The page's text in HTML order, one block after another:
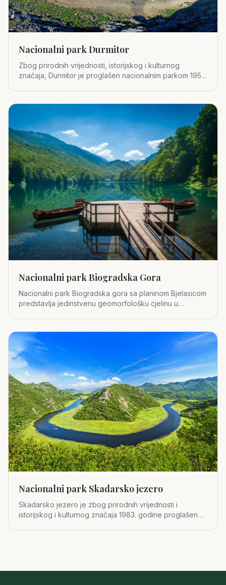
Nacionalni park Durmitor
Zbog prirodnih vrijednosti, istorijskog i kulturnog
značaja, Durmitor je proglašen nacionalnim parkom 1952.
Nacionalni park Biogradska Gora
Nacionalni park Biogradska gora sa planinom Bjelasicom
predstavlja jedinstvenu geomorfološku cjelinu u
Nacionalni park Skadarsko jezero
Skadarsko jezero je zbog prirodnih vrijednosti i
istorijskog i kulturnog značaja 1983. godine proglašeno